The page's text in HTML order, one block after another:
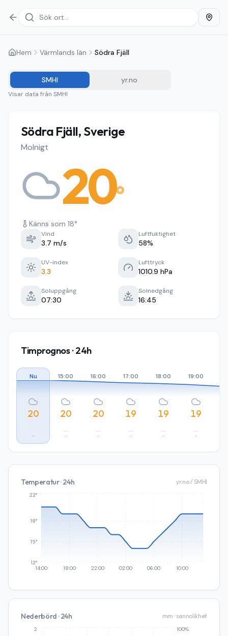
Hem Värmlands län Södra Fjäll
SMHI yr.no
Visar data från SMHI
Södra Fjäll, Sverige
Molnigt
20°
Känns som 18°
Vind
3.7 m/s
Luftfuktighet
58%
UV-index
3.3
Lufttryck
1010.9 hPa
Soluppgång
07:30
Solnedgång
16:45
Timprognos · 24h
Nu
20
–
15:00
20
–
16:00
20
–
17:00
19
–
18:00
19
–
19:00
19
–
Temperatur · 24h yr.no / SMHI
14:00 18:00 22:00 02:00 06:00 10:00
12°
15°
18°
22°
Nederbörd · 24h mm · sannolikhet
2 100%